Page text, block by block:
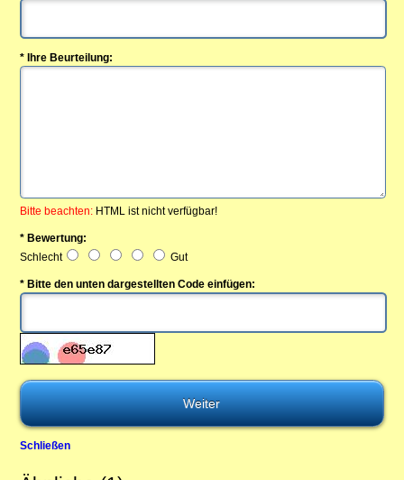
* Ihre Beurteilung:
Bitte beachten: HTML ist nicht verfügbar!
* Bewertung:
Schlecht
Gut
* Bitte den unten dargestellten Code einfügen:
Schließen